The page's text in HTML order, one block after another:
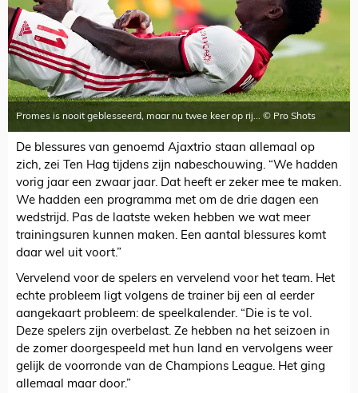
Promes is nooit geblesseerd, maar nu twee keer op rij... © Pro Shots
De blessures van genoemd Ajaxtrio staan allemaal op
zich, zei Ten Hag tijdens zijn nabeschouwing. “We hadden
vorig jaar een zwaar jaar. Dat heeft er zeker mee te maken.
We hadden een programma met om de drie dagen een
wedstrijd. Pas de laatste weken hebben we wat meer
trainingsuren kunnen maken. Een aantal blessures komt
daar wel uit voort.”
Vervelend voor de spelers en vervelend voor het team. Het
echte probleem ligt volgens de trainer bij een al eerder
aangekaart probleem: de speelkalender. “Die is te vol.
Deze spelers zijn overbelast. Ze hebben na het seizoen in
de zomer doorgespeeld met hun land en vervolgens weer
gelijk de voorronde van de Champions League. Het ging
allemaal maar door.”